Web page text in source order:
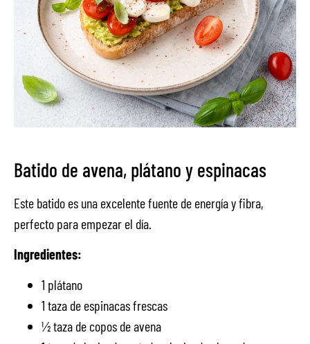
Batido de avena, plátano y espinacas
Este batido es una excelente fuente de energía y fibra,
perfecto para empezar el día.
Ingredientes:
1 plátano
1 taza de espinacas frescas
½ taza de copos de avena